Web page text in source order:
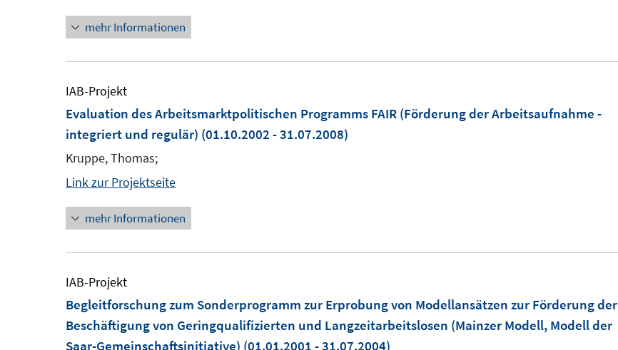
mehr Informationen
IAB-Projekt
Evaluation des Arbeitsmarktpolitischen Programms FAIR (Förderung der Arbeitsaufnahme -
integriert und regulär) (01.10.2002 - 31.07.2008)
Kruppe, Thomas;
Link zur Projektseite
mehr Informationen
IAB-Projekt
Begleitforschung zum Sonderprogramm zur Erprobung von Modellansätzen zur Förderung der
Beschäftigung von Geringqualifizierten und Langzeitarbeitslosen (Mainzer Modell, Modell der
Saar-Gemeinschaftsinitiative) (01.01.2001 - 31.07.2004)